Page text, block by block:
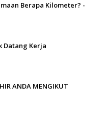
Berapa Kilometer? -
Datang Kerja
ANDA MENGIKUT